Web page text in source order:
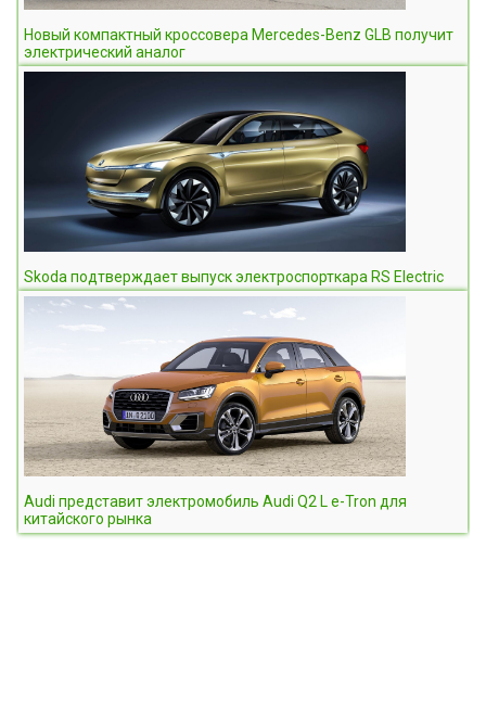
Новый компактный кроссовера Mercedes-Benz GLB получит
электрический аналог
Skoda подтверждает выпуск электроспорткара RS Electric
Audi представит электромобиль Audi Q2 L e-Tron для
китайского рынка